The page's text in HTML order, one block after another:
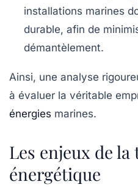
installations marines
durable, afin de
démantèlement.
Ainsi, une analyse
à évaluer la véritable
énergies marines.
Les enjeux de
énergétique